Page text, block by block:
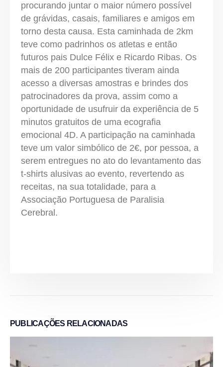
procurando juntar o maior número possível
de grávidas, casais, familiares e amigos em
torno desta causa. Esta caminhada de 2km
teve como padrinhos os atletas e então
futuros pais Dulce Félix e Ricardo Ribas. Os
mais de 200 participantes tiveram ainda
acesso a diversas amostras e brindes dos
patrocinadores da prova, assim como a
oportunidade de usufruir da experiência de 5
minutos gratuitos de uma ecografia
emocional 4D. A participação na caminhada
teve um valor simbólico de 2€, por pessoa, a
serem entregues no ato do levantamento das
t-shirts alusivas ao evento, revertendo as
receitas, na sua totalidade, para a
Associação Portuguesa de Paralisia
Cerebral.
PUBLICAÇÕES RELACIONADAS